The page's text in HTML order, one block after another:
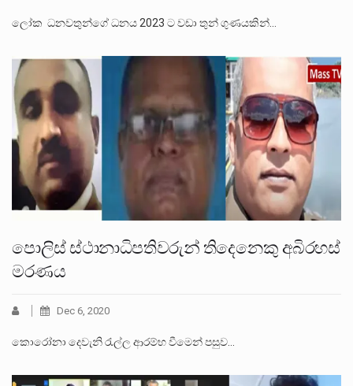
ලෝක ධනවතුන්ගේ ධනය 2023 ට වඩා තුන් ගුණයකින්…
පොලිස් ස්ථානාධිපතිවරුන් තිදෙනෙකු අබිරහස්
මරණය
Dec 6, 2020
කොරෝනා ‌දෙවැනි රැල්ල ආරම්භ වීමෙන් පසුව…